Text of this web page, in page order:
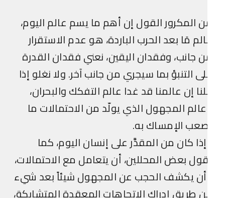
المكرور القول إن أهم ما يسم عالم اليوم،
مَا بعد الحرب الباردة، هو عدم الاستقرار
جانب، وفقدان اليقين، نعني فقدان القدرة
التنبؤ بما سيجري من جانب آخر. ولا نغلو إذا
إن عالمنا قد غدا عالم التفكك والبحران،
المجهول الذي يولّد من الاحتمالات ما
الإمساك به.
كان من المقدَّر على إنسان اليوم، كما
بعض المحللين، أن يتعامل مع الاحتمالات،
يكشف الحجب عن المجهول شيئاً بعد شيء
طريق إدراك الاتجاهات المعقدة المتشابكة،